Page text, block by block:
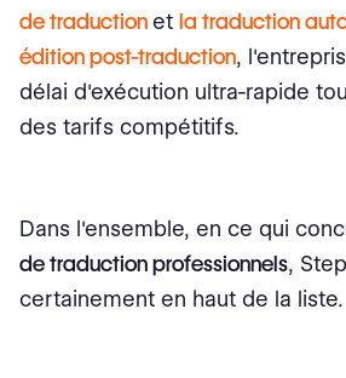
de traductionet la traduction
édition post-traduction,
délai d'exécution ultra-rapide
des tarifs compétitifs.
Dans l'ensemble, en ce qui
de traduction professionnels,
certainement en haut de la liste.